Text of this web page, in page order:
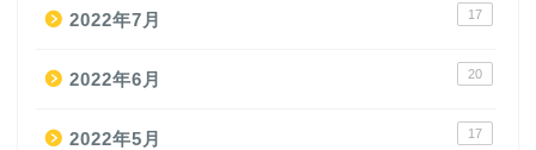
2022年7月 17
2022年6月 20
2022年5月 17